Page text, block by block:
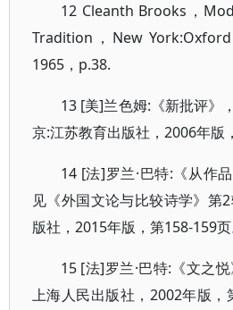
12 Cleanth Brooks，
Tradition，New
1965，p.38.
13 [美]兰色姆:《新批评》
京:江苏教育出版社，2006年版
14 [法]罗兰·巴特:《从作
见《外国文论与比较诗学》第
版社，2015年版，第158-159页
15 [法]罗兰·巴特:《文之
上海人民出版社，2002年版，